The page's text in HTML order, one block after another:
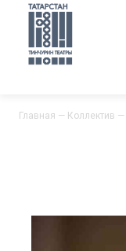
Главная — Коллектив —